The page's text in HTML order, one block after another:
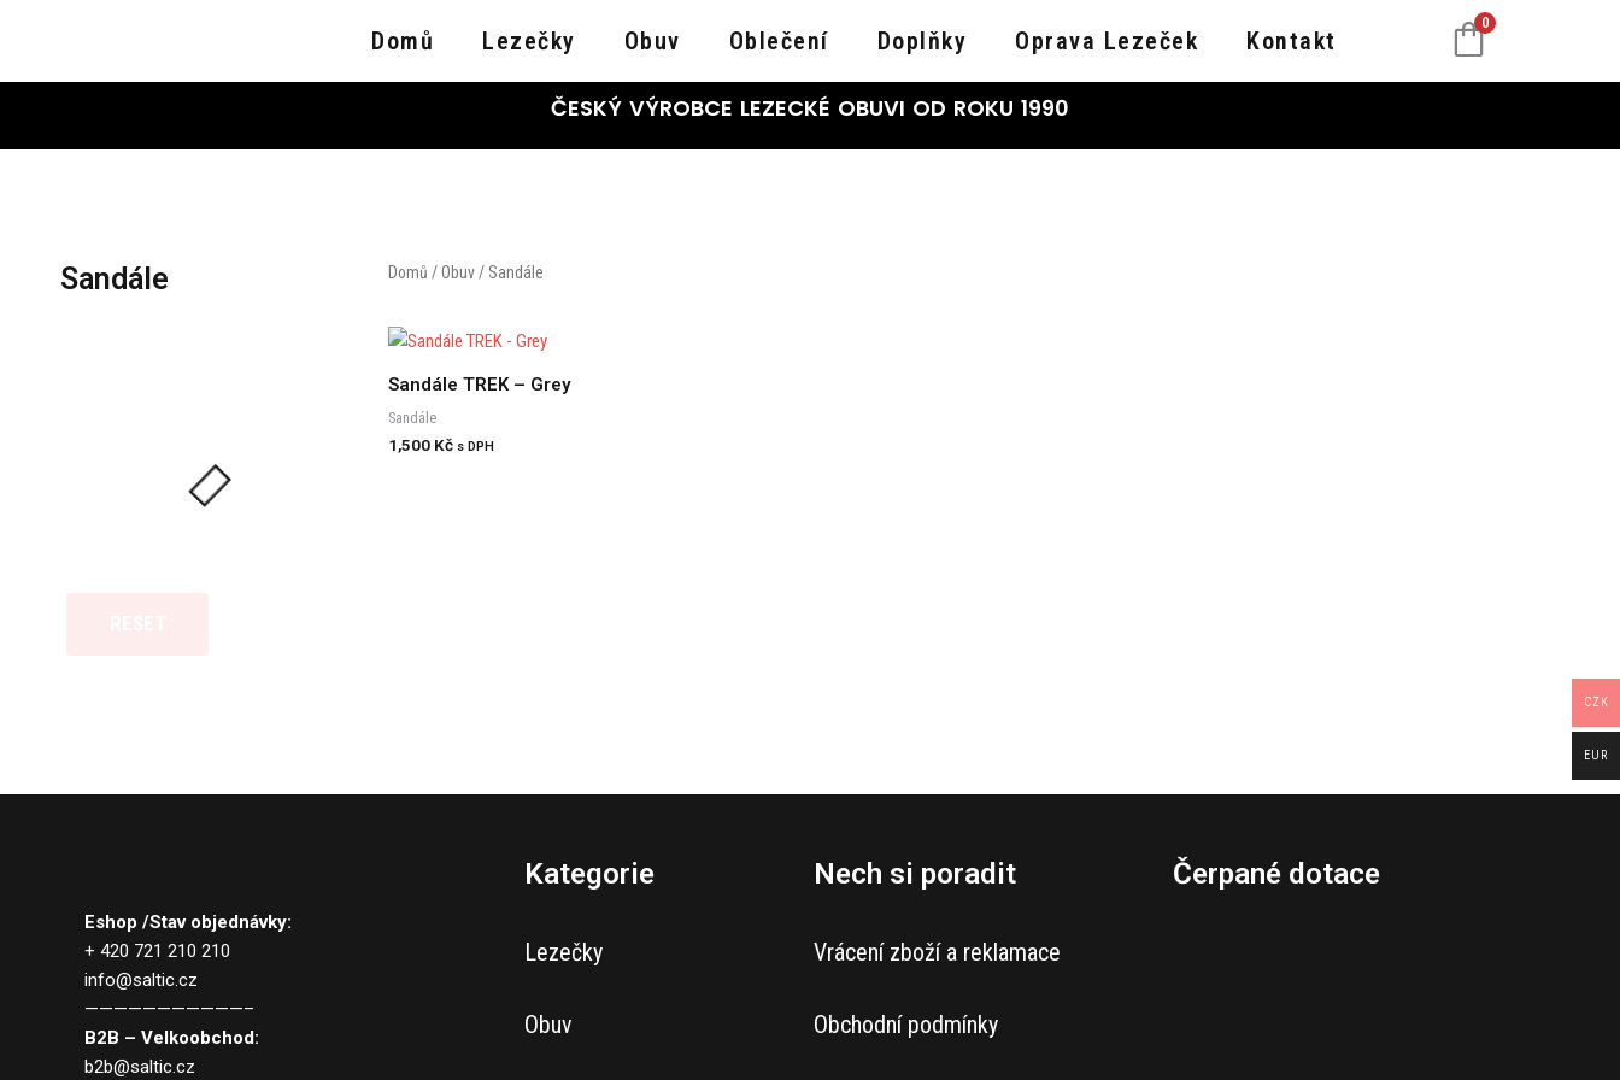
Domů Lezečky Obuv Oblečení Doplňky Oprava Lezeček Kontakt
0
ČESKÝ VÝROBCE LEZECKÉ OBUVI OD ROKU 1990
Sandále Domů /Obuv/ Sandále
Sandále TREK – Grey
Sandále
1,500 Kč s DPH
Eshop /Stav objednávky:
+ 420 721 210 210
info@saltic.cz
———————————–
B2B – Velkoobchod:
b2b@saltic.cz
Kategorie
Lezečky
Obuv
Nech si poradit
Vrácení zboží a reklamace
Obchodní podmínky
Čerpané dotace
CZK
EUR